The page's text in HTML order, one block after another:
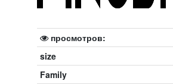
просмотров:
size
Family